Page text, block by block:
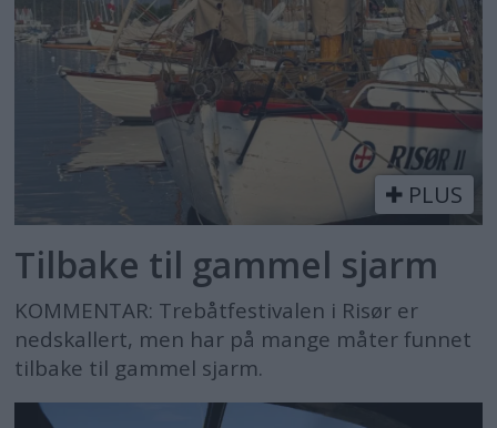
PLUS
Tilbake til gammel sjarm
KOMMENTAR: Trebåtfestivalen i Risør er
nedskallert, men har på mange måter funnet
tilbake til gammel sjarm.